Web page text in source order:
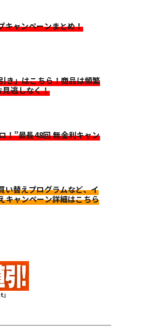
キャンペーンまとめ！
き」はこちら！商品は頻繁
逃しなく！
！”最長48回 無金利キャン
い替えプログラムなど、イ
キャンペーン詳細はこちら